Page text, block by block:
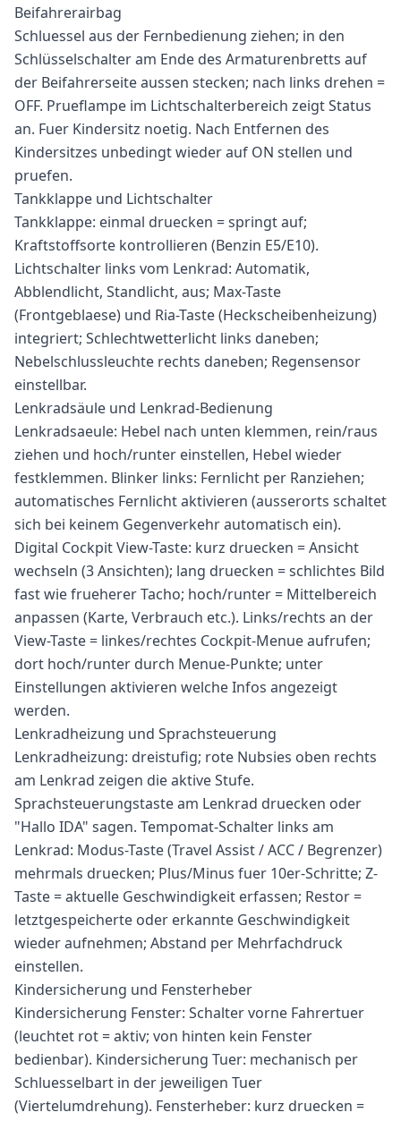
Beifahrerairbag
Schluessel aus der Fernbedienung ziehen; in den
Schlüsselschalter am Ende des Armaturenbretts auf
der Beifahrerseite aussen stecken; nach links drehen =
OFF. Prueflampe im Lichtschalterbereich zeigt Status
an. Fuer Kindersitz noetig. Nach Entfernen des
Kindersitzes unbedingt wieder auf ON stellen und
pruefen.
Tankklappe und Lichtschalter
Tankklappe: einmal druecken = springt auf;
Kraftstoffsorte kontrollieren (Benzin E5/E10).
Lichtschalter links vom Lenkrad: Automatik,
Abblendlicht, Standlicht, aus; Max-Taste
(Frontgeblaese) und Ria-Taste (Heckscheibenheizung)
integriert; Schlechtwetterlicht links daneben;
Nebelschlussleuchte rechts daneben; Regensensor
einstellbar.
Lenkradsäule und Lenkrad-Bedienung
Lenkradsaeule: Hebel nach unten klemmen, rein/raus
ziehen und hoch/runter einstellen, Hebel wieder
festklemmen. Blinker links: Fernlicht per Ranziehen;
automatisches Fernlicht aktivieren (ausserorts schaltet
sich bei keinem Gegenverkehr automatisch ein).
Digital Cockpit View-Taste: kurz druecken = Ansicht
wechseln (3 Ansichten); lang druecken = schlichtes Bild
fast wie frueherer Tacho; hoch/runter = Mittelbereich
anpassen (Karte, Verbrauch etc.). Links/rechts an der
View-Taste = linkes/rechtes Cockpit-Menue aufrufen;
dort hoch/runter durch Menue-Punkte; unter
Einstellungen aktivieren welche Infos angezeigt
werden.
Lenkradheizung und Sprachsteuerung
Lenkradheizung: dreistufig; rote Nubsies oben rechts
am Lenkrad zeigen die aktive Stufe.
Sprachsteuerungstaste am Lenkrad druecken oder
"Hallo IDA" sagen. Tempomat-Schalter links am
Lenkrad: Modus-Taste (Travel Assist / ACC / Begrenzer)
mehrmals druecken; Plus/Minus fuer 10er-Schritte; Z-
Taste = aktuelle Geschwindigkeit erfassen; Restor =
letztgespeicherte oder erkannte Geschwindigkeit
wieder aufnehmen; Abstand per Mehrfachdruck
einstellen.
Kindersicherung und Fensterheber
Kindersicherung Fenster: Schalter vorne Fahrertuer
(leuchtet rot = aktiv; von hinten kein Fenster
bedienbar). Kindersicherung Tuer: mechanisch per
Schluesselbart in der jeweiligen Tuer
(Viertelumdrehung). Fensterheber: kurz druecken =